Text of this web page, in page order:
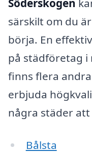
Söderskogen
särskilt om du
börja. En
på städföretag i
finns flera
erbjuda
några städer
Bålsta